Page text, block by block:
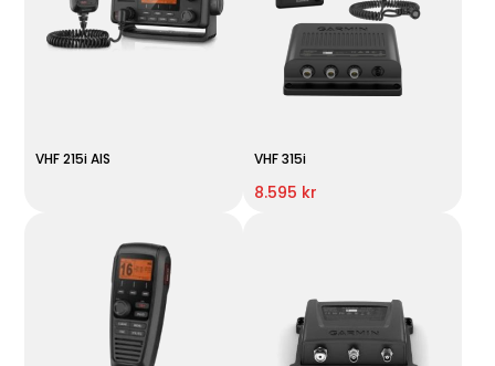
VHF 215i AIS VHF 315i
8.595 kr